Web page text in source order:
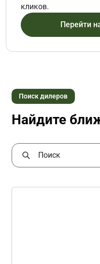
кликов.
Перейти
Поиск дилеров
Найдите
Поиск